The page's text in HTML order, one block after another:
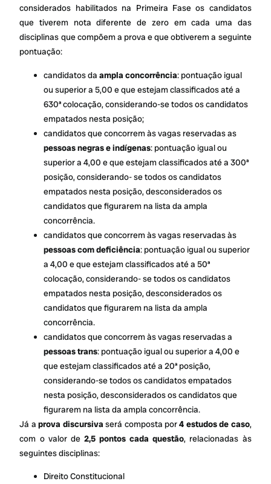
considerados habilitados na Primeira Fase os candidatos
que tiverem nota diferente de zero em cada uma das
disciplinas que compõem a prova e que obtiverem a seguinte
pontuação:
candidatos daampla concorrência: pontuação igual
ou superior a 5,00 e que estejam classificados até a
630ª colocação, considerando-se todos os candidatos
empatados nesta posição;
candidatos que concorrem às vagas reservadas as
pessoas negras e indígenas: pontuação igual ou
superior a 4,00 e que estejam classificados até a 300ª
posição, considerando- se todos os candidatos
empatados nesta posição, desconsiderados os
candidatos que figurarem na lista da ampla
concorrência.
candidatos que concorrem às vagas reservadas às
pessoas com deficiência: pontuação igual ou superior
a 4,00 e que estejam classificados até a 50ª
colocação, considerando- se todos os candidatos
empatados nesta posição, desconsiderados os
candidatos que figurarem na lista da ampla
concorrência.
candidatos que concorrem às vagas reservadas a
pessoas trans: pontuação igual ou superior a 4,00 e
que estejam classificados até a 20ª posição,
considerando-se todos os candidatos empatados
nesta posição, desconsiderados os candidatos que
figurarem na lista da ampla concorrência.
Já aprova discursivaserá composta por4 estudos de caso,
com o valor de 2,5 pontos cada questão, relacionadas às
seguintes disciplinas:
Direito Constitucional